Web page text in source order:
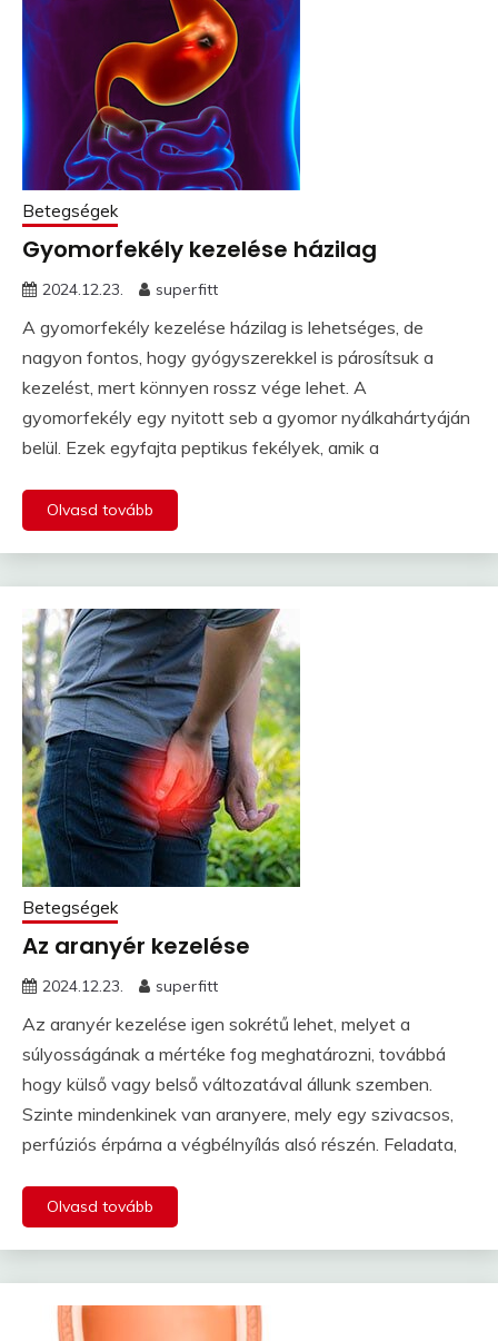
Betegségek
Gyomorfekély kezelése házilag
2024.12.23. superfitt
A gyomorfekély kezelése házilag is lehetséges, de
nagyon fontos, hogy gyógyszerekkel is párosítsuk a
kezelést, mert könnyen rossz vége lehet. A
gyomorfekély egy nyitott seb a gyomor nyálkahártyáján
belül. Ezek egyfajta peptikus fekélyek, amik a
Olvasd tovább
Betegségek
Az aranyér kezelése
2024.12.23. superfitt
Az aranyér kezelése igen sokrétű lehet, melyet a
súlyosságának a mértéke fog meghatározni, továbbá
hogy külső vagy belső változatával állunk szemben.
Szinte mindenkinek van aranyere, mely egy szivacsos,
perfúziós érpárna a végbélnyílás alsó részén. Feladata,
Olvasd tovább